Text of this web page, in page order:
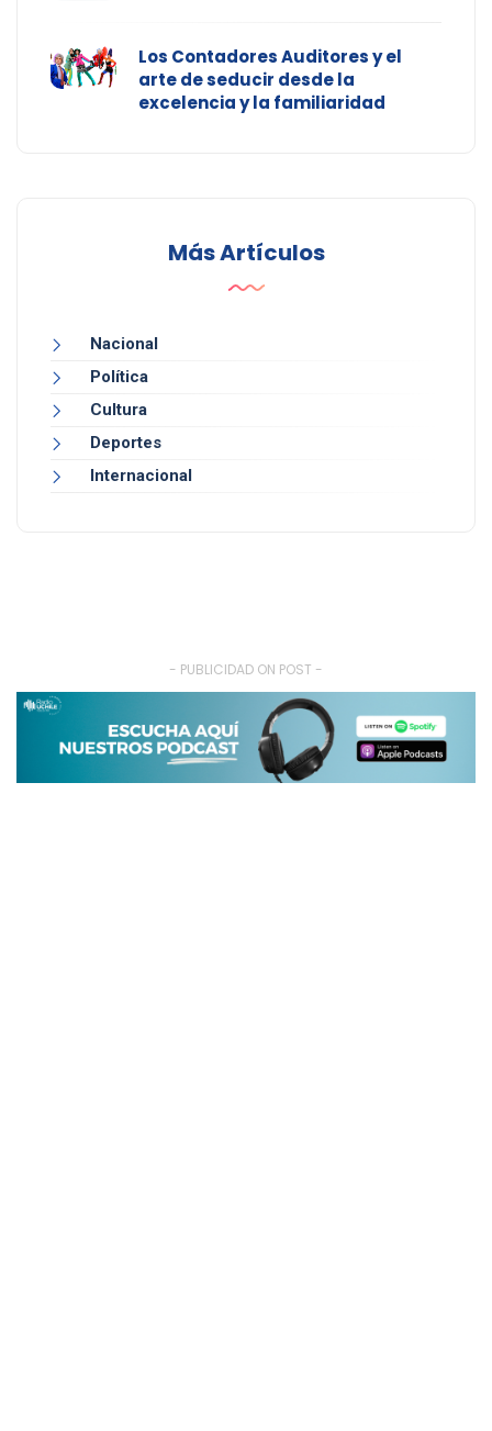
Los Contadores Auditores y el
arte de seducir desde la
excelencia y la familiaridad
Más Artículos
Nacional
Política
Cultura
Deportes
Internacional
- PUBLICIDAD ON POST -